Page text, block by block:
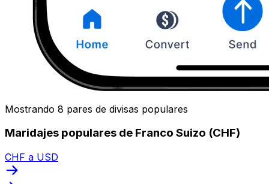
Mostrando 8 pares de divisas populares
Maridajes populares de Franco Suizo (CHF)
CHF a USD